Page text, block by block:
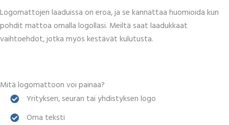
Logomattojen laaduissa on eroa, ja se kannattaa huomioida kun
pohdit mattoa omalla logollasi. Meiltä saat laadukkaat
vaihtoehdot, jotka myös kestävät kulutusta.
Mitä logomattoon voi painaa?
Yrityksen, seuran tai yhdistyksen logo
Oma teksti